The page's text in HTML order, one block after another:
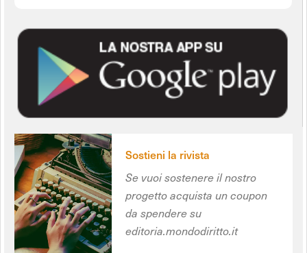
Sostieni la rivista
Se vuoi sostenere il nostro
progetto acquista un coupon
da spendere su
editoria.mondodiritto.it